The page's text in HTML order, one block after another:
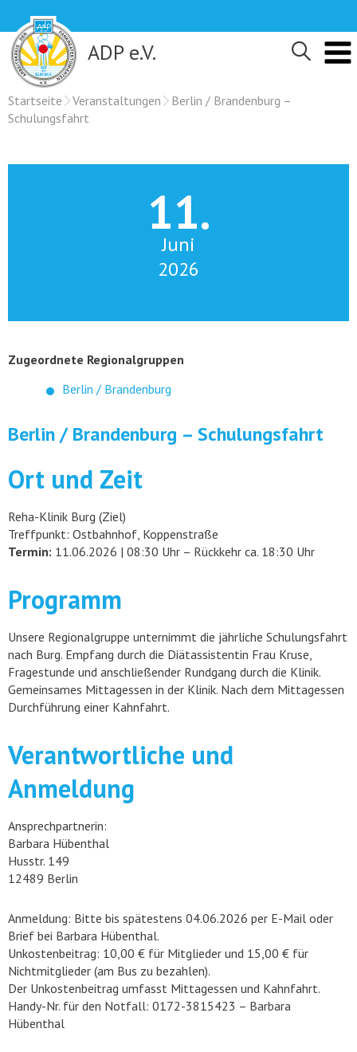
content
ADP e.V.
Startseite Veranstaltungen
Berlin / Brandenburg –
Schulungsfahrt
11.
Juni
2026
Zugeordnete Regionalgruppen
Berlin / Brandenburg
Berlin / Brandenburg – Schulungsfahrt
Ort und Zeit
Reha-Klinik Burg (Ziel)
Treffpunkt: Ostbahnhof, Koppenstraße
Termin: 11.06.2026 | 08:30 Uhr – Rückkehr ca. 18:30 Uhr
Programm
Unsere Regionalgruppe unternimmt die jährliche Schulungsfahrt
nach Burg. Empfang durch die Diätassistentin Frau Kruse,
Fragestunde und anschließender Rundgang durch die Klinik.
Gemeinsames Mittagessen in der Klinik. Nach dem Mittagessen
Durchführung einer Kahnfahrt.
Verantwortliche und
Anmeldung
Ansprechpartnerin:
Barbara Hübenthal
Husstr. 149
12489 Berlin
Anmeldung: Bitte bis spätestens 04.06.2026 per E-Mail oder
Brief bei Barbara Hübenthal.
Unkostenbeitrag: 10,00 € für Mitglieder und 15,00 € für
Nichtmitglieder (am Bus zu bezahlen).
Der Unkostenbeitrag umfasst Mittagessen und Kahnfahrt.
Handy-Nr. für den Notfall: 0172-3815423 – Barbara
Hübenthal